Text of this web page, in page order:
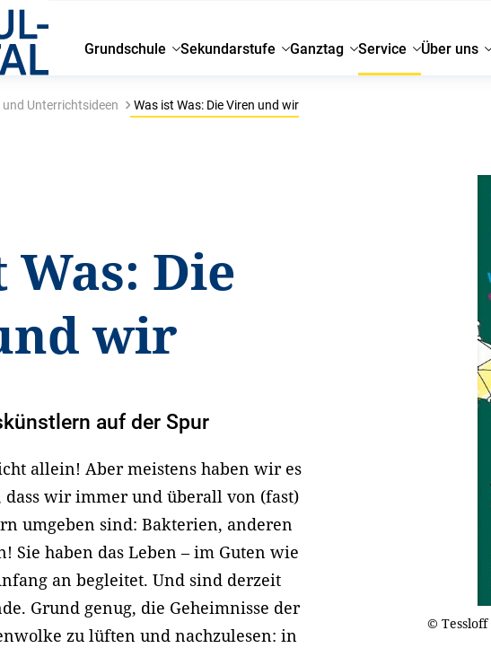
Grundschule Sekundarstufe Ganztag Service Über uns
und Unterrichtsideen Was ist Was: Die Viren und wir
Was: Die
wir
auf der Spur
allein! Aber meistens haben wir es
wir immer und überall von (fast)
umgeben sind: Bakterien, anderen
Sie haben das Leben – im Guten wie
an begleitet. Und sind derzeit
Grund genug, die Geheimnisse der
zu lüften und nachzulesen: in
© Tessloff